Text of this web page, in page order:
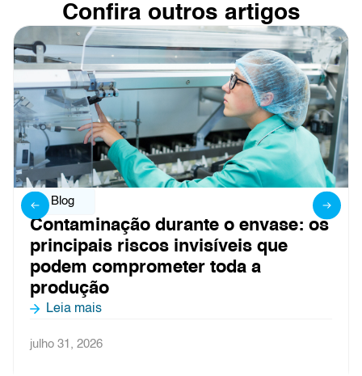
Confira outros artigos
Controle de ar em linhas de
asséptico: o que não pode falhar
Leia mais
julho 27, 2026